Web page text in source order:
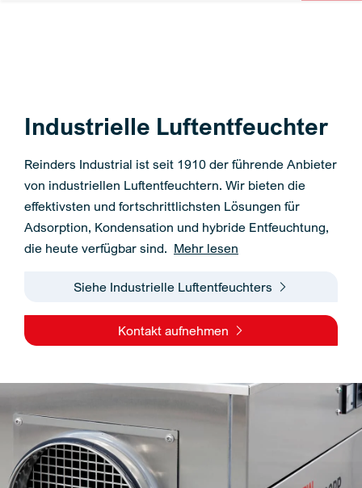
Industrielle Luftentfeuchter
Reinders Industrial ist seit 1910 der führende Anbieter
von industriellen Luftentfeuchtern. Wir bieten die
effektivsten und fortschrittlichsten Lösungen für
Adsorption, Kondensation und hybride Entfeuchtung,
die heute verfügbar sind. Mehr lesen
Siehe Industrielle Luftentfeuchters
Kontakt aufnehmen